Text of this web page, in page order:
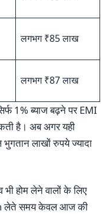
लगभग ₹85 लाख
लगभग ₹87 लाख
1% ब्याज बढ़ने पर EMI
है। अब अगर यही
लाखों रुपये ज्यादा
होम लेने वालों के लिए
लेते समय केवल आज की